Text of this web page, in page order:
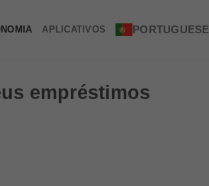
APLICATIVOS PORTUGUESE
empréstimos